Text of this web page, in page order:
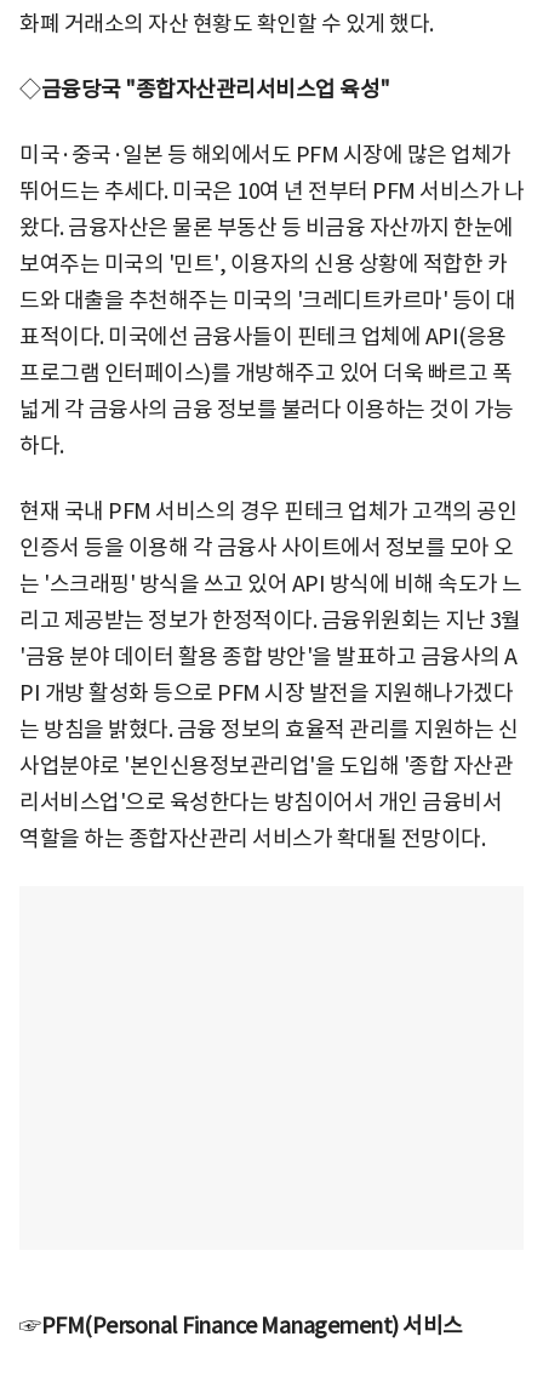
화폐 거래소의 자산 현황도 확인할 수 있게 했다.
◇금융당국 "종합자산관리서비스업 육성"
미국·중국·일본 등 해외에서도 PFM 시장에 많은 업체가
뛰어드는 추세다. 미국은 10여 년 전부터 PFM 서비스가 나
왔다. 금융자산은 물론 부동산 등 비금융 자산까지 한눈에
보여주는 미국의 '민트', 이용자의 신용 상황에 적합한 카
드와 대출을 추천해주는 미국의 '크레디트카르마' 등이 대
표적이다. 미국에선 금융사들이 핀테크 업체에 API(응용
프로그램 인터페이스)를 개방해주고 있어 더욱 빠르고 폭
넓게 각 금융사의 금융 정보를 불러다 이용하는 것이 가능
하다.
현재 국내 PFM 서비스의 경우 핀테크 업체가 고객의 공인
인증서 등을 이용해 각 금융사 사이트에서 정보를 모아 오
는 '스크래핑' 방식을 쓰고 있어 API 방식에 비해 속도가 느
리고 제공받는 정보가 한정적이다. 금융위원회는 지난 3월
'금융 분야 데이터 활용 종합 방안'을 발표하고 금융사의 A
PI 개방 활성화 등으로 PFM 시장 발전을 지원해나가겠다
는 방침을 밝혔다. 금융 정보의 효율적 관리를 지원하는 신
사업분야로 '본인신용정보관리업'을 도입해 '종합 자산관
리서비스업'으로 육성한다는 방침이어서 개인 금융비서
역할을 하는 종합자산관리 서비스가 확대될 전망이다.
☞PFM(Personal Finance Management) 서비스